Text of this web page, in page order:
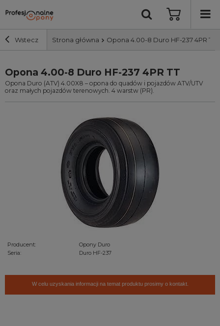
Wstecz Strona główna Opona 4.00-8 Duro HF-237 4PR TT
Szerokość i profil
Wyszukaj
Opona 4.00-8 Duro HF-237 4PR TT
Opona Duro (ATV) 4.00X8 – opona do quadów i pojazdów ATV/UTV
oraz małych pojazdów terenowych. 4 warstw (PR).
Producent:
Opony Duro
Seria:
Duro HF-237
W celu uzyskania informacji na temat produktu prosimy o kontakt.